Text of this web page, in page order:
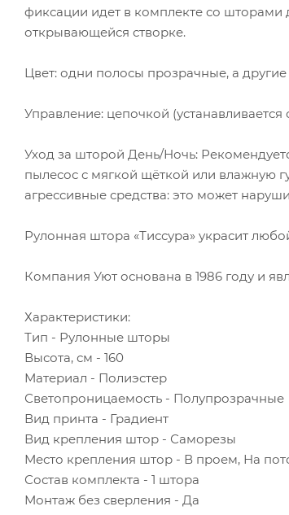
фиксации идет в комплекте со
открывающейся створке.
Цвет: одни полосы прозрачные, а другие
Управление: цепочкой (устанавливается
Уход за шторой День/Ночь:
пылесос с мягкой щёткой или влажную
агрессивные средства: это может
Рулонная штора «Тиссура» украсит
Компания Уют основана в 1986 году и
Характеристики:
Тип - Рулонные шторы
Высота, см - 160
Материал - Полиэстер
Светопроницаемость - Полупрозрачные
Вид принта - Градиент
Вид крепления штор - Саморезы
Место крепления штор - В проем, На
Состав комплекта - 1 штора
Монтаж без сверления - Да